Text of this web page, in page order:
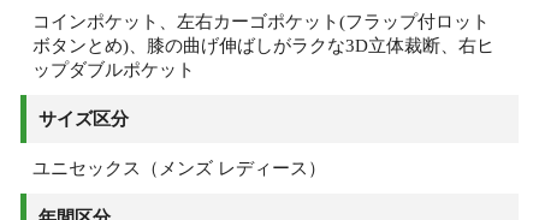
コインポケット、左右カーゴポケット(フラップ付ロット
ボタンとめ)、膝の曲げ伸ばしがラクな3D立体裁断、右ヒ
ップダブルポケット
サイズ区分
ユニセックス（メンズ レディース）